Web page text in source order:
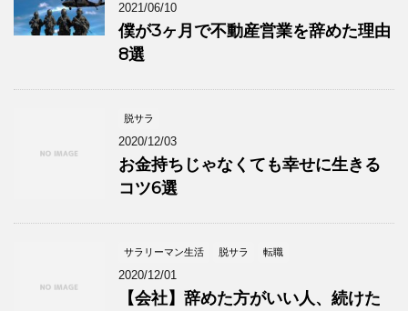
2021/06/10
僕が3ヶ月で不動産営業を辞めた理由
8選
脱サラ
2020/12/03
お金持ちじゃなくても幸せに生きる
コツ6選
サラリーマン生活 脱サラ 転職
2020/12/01
【会社】辞めた方がいい人、続けた